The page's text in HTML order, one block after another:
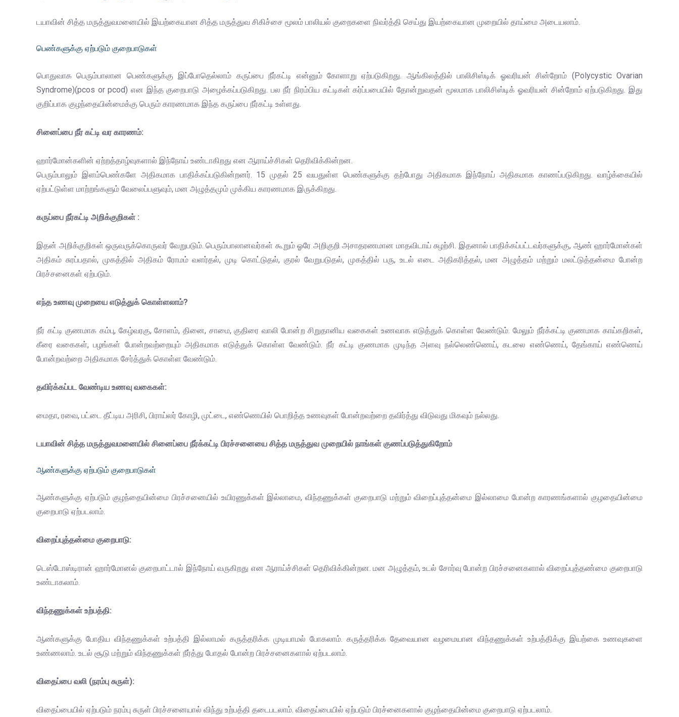
டயாவின் சித்த மருத்துவமனையில் இயற்கையான சித்த மருத்துவ சிகிச்சை மூலம் பாலியல் குறைகளை நிவர்த்தி செய்து இயற்கையான முறையில் தாய்மை அடையலாம்.
பெண்களுக்கு ஏற்படும் குறைபாடுகள்
பொதுவாக பெரும்பாலான பெண்களுக்கு இப்போதெல்லாம் கருப்பை நீர்கட்டி என்னும் கோளாறு ஏற்படுகிறது. ஆங்கிலத்தில் பாலிசிஸ்டிக் ஓவரியன் சின்றோம் (Polycystic Ovarian
Syndrome)(pcos or pcod) என இந்த குறைபாடு அழைக்கப்படுகிறது. பல நீர் நிரம்பிய கட்டிகள் கர்ப்பபையில் தோன்றுவதன் மூலமாக பாலிசிஸ்டிக் ஓவரியன் சின்றோம் ஏற்படுகிறது. இது
குறிப்பாக குழந்தையின்மைக்கு பெரும் காரணமாக இந்த கருப்பை நீர்கட்டி உள்ளது.
சினைப்பை நீர் கட்டி வர காரணம்:
ஹார்மோன்களின் ஏற்றத்தாழ்வுகளால் இந்நோய் உண்டாகிறது என ஆராய்ச்சிகள் தெரிவிக்கின்றன.
பெரும்பாலும் இளம்பெண்களே அதிகமாக பாதிக்கப்படுகின்றனர். 15 முதல் 25 வயதுள்ள பெண்களுக்கு தற்போது அதிகமாக இந்நோய் அதிகமாக காணப்படுகிறது. வாழ்க்கையில்
ஏற்பட்டுள்ள மாற்றங்களும் வேலைப்பளுவும், மன அழுத்தமும் முக்கிய காரணமாக இருக்கிறது.
கருப்பை நீர்கட்டி அறிக்குறிகள் :
இதன் அறிக்குறிகள் ஒருவருக்கொருவர் வேறுபடும். பெரும்பாலானவர்கள் கூறும் ஓரே அறிகுறி அசாதரணமான மாதவிடாய் சுழற்சி. இதனால் பாதிக்கப்பட்டவர்களுக்கு, ஆண் ஹார்மோன்கள்
அதிகம் சுரப்பதால், முகத்தில் அதிகம் ரோமம் வளர்தல், முடி கொட்டுதல், குரல் வேறுபடுதல், முகத்தில் பரு, உடல் எடை அதிகரித்தல், மன அழுத்தம் மற்றும் மலட்டுத்தன்மை போன்ற
பிரச்சனைகள் ஏற்படும்.
எந்த உணவு முறையை எடுத்துக் கொள்ளலாம்?
நீர் கட்டி குணமாக கம்பு, கேழ்வரகு, சோளம், தினை, சாமை, குதிரை வாலி போன்ற சிறுதானிய வகைகள் உணவாக எடுத்துக் கொள்ள வேண்டும். மேலும் நீர்க்கட்டி குணமாக காய்கறிகள்,
கீரை வகைகள், பழங்கள் போன்றவற்றையும் அதிகமாக எடுத்துக் கொள்ள வேண்டும். நீர் கட்டி குணமாக முடிந்த அளவு நல்லெண்ணெய், கடலை எண்ணெய், தேங்காய் எண்ணெய்
போன்றவற்றை அதிகமாக சேர்த்துக் கொள்ள வேண்டும்.
தவிர்க்கப்பட வேண்டிய உணவு வகைகள்:
மைதா, ரவை, பட்டை தீட்டிய அரிசி, பிராய்லர் கோழி, முட்டை, எண்ணெயில் பொறித்த உணவுகள் போன்றவற்றை தவிர்த்து விடுவது மிகவும் நல்லது.
டயாவின் சித்த மருத்துவமனையில் சினைப்பை நீர்க்கட்டி பிரச்சனையை சித்த மருத்துவ முறையில் நாங்கள் குணப்படுத்துகிறோம்
ஆண்களுக்கு ஏற்படும் குறைபாடுகள்
ஆண்களுக்கு ஏற்படும் குழந்தையின்மை பிரச்சனையில் உயிரணுக்கள் இல்லாமை, விந்தணுக்கள் குறைபாடு மற்றும் விறைப்புத்தன்மை இல்லாமை போன்ற காரணங்களால் குழதையின்மை
குறைபாடு ஏற்படலாம்.
விறைப்புத்தன்மை குறைபாடு:
டெஸ்டோஸ்டிரான் ஹார்மோனல் குறைபாட்டால் இந்நோய் வருகிறது என ஆராய்ச்சிகள் தெரிவிக்கின்றன. மன அழுத்தம், உடல் சோர்வு போன்ற பிரச்சனைகளால் விறைப்புத்தண்மை குறைபாடு
உண்டாகலாம்.
விந்தணுக்கள் உற்பத்தி:
ஆண்களுக்கு போதிய விந்தணுக்கள் உற்பத்தி இல்லாமல் கருத்தரிக்க முடியாமல் போகலாம். கருத்தரிக்க தேவையான வழமையான விந்தணுக்கள் உற்பத்திக்கு இயற்கை உணவுகளை
உண்ணலாம். உடல் சூடு மற்றும் விந்தணுக்கள் நீர்த்து போதல் போன்ற பிரச்சனைகளால் ஏற்படலாம்.
விதைப்பை வலி (நரம்பு சுருள்):
விதைப்பையில் ஏற்படும் நரம்பு சுருள் பிரச்சனையால் விந்து உற்பத்தி தடைபடலாம். விதைப்பையில் ஏற்படும் பிரச்னைகளால் குழந்தையின்மை குறைபாடு ஏற்படலாம்.